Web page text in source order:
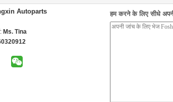
Autoparts
Ms. Tina
हम करने के लिए सीधे